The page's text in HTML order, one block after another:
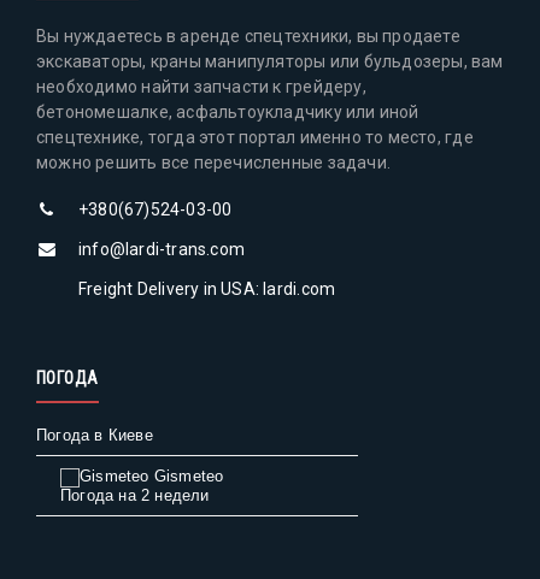
Вы нуждаетесь в аренде спецтехники, вы продаете
экскаваторы, краны манипуляторы или бульдозеры, вам
необходимо найти запчасти к грейдеру,
бетономешалке, асфальтоукладчику или иной
спецтехнике, тогда этот портал именно то место, где
можно решить все перечисленные задачи.
+380(67)524-03-00
info@lardi-trans.com
Freight Delivery in USA: lardi.com
ПОГОДА
Погода в Киеве
Gismeteo
Погода на 2 недели